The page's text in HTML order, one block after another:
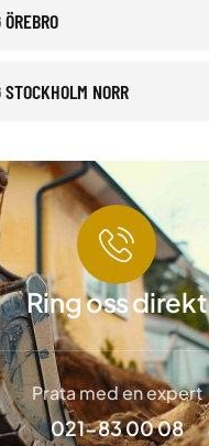
NORR
Ring oss direkt
Prata med en expert
021-83 00 08